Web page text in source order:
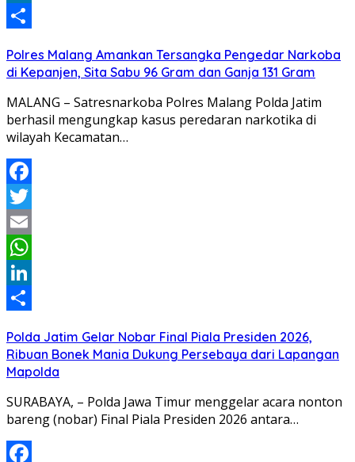
LinkedIn
Polres Malang Amankan Tersangka Pengedar Narkoba
di Kepanjen, Sita Sabu 96 Gram dan Ganja 131 Gram
MALANG – Satresnarkoba Polres Malang Polda Jatim
berhasil mengungkap kasus peredaran narkotika di
wilayah Kecamatan…
Facebook
Twitter
Email
WhatsApp
LinkedIn
Polda Jatim Gelar Nobar Final Piala Presiden 2026,
Ribuan Bonek Mania Dukung Persebaya dari Lapangan
Mapolda
SURABAYA, – Polda Jawa Timur menggelar acara nonton
bareng (nobar) Final Piala Presiden 2026 antara…